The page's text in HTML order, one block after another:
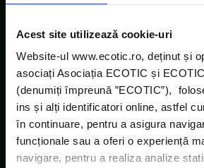
Acest site utilizează cookie-uri
Website-ul www.ecotic.ro, deținut și
asociați Asociația ECOTIC și
(denumiți împreună ”ECOTIC”),
ins și alți identificatori online, astfel
în continuare, pentru a asigura
funcționale sau a oferi o experiență
navigare, pentru a realiza analize